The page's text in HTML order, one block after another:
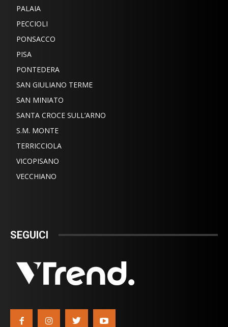
PALAIA
PECCIOLI
PONSACCO
PISA
PONTEDERA
SAN GIULIANO TERME
SAN MINIATO
SANTA CROCE SULL’ARNO
S.M. MONTE
TERRICCIOLA
VICOPISANO
VECCHIANO
SEGUICI